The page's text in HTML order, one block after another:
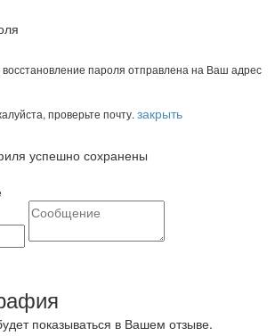
пароля отправлена на Ваш адрес
проверьте почту. закрыть
успешно сохранены
показываться в Вашем отзыве.